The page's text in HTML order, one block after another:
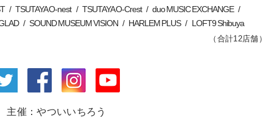
TSUTAYA O-nest TSUTAYA O-Crest
duo MUSIC EXCHANGE
SOUND MUSEUM VISION HARLEM PLUS LOFT9 Shibuya
（合計12店舗）
主催：やついいちろう